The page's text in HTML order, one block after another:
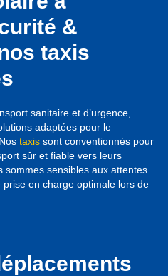
&
taxis
sanitaire et d’urgence,
adaptées pour le
taxis sont conventionnés pour
sûr et fiable vers leurs
sommes sensibles aux attentes
prise en charge optimale lors de